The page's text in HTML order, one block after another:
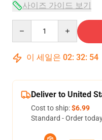
사이즈 가이드 보기
이 세일은 02: 32: 53
Deliver to United
Cost to ship:$6.99
Standard - Order